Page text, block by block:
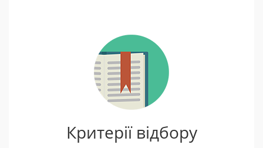
Критерії відбору